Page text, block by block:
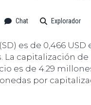
Chat Explorador
es de 0,466
La capitalización
es de 4.29
por